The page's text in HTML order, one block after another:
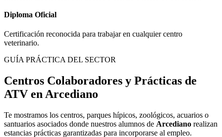
Diploma Oficial
Certificación reconocida para trabajar en cualquier centro
veterinario.
GUÍA PRÁCTICA DEL SECTOR
Centros Colaboradores y Prácticas de
ATV en Arcediano
Te mostramos los centros, parques hípicos, zoológicos, acuarios o
santuarios asociados donde nuestros alumnos de Arcediano realizan
estancias prácticas garantizadas para incorporarse al empleo.